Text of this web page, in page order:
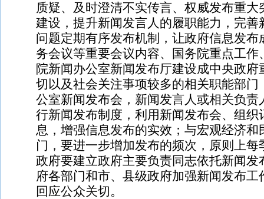
质疑、及时澄清不实传言、权威发布重
建设，提升新闻发言人的履职能力，完
问题定期有序发布机制，让政府信息发
务会议等重要会议内容、国务院重点工
院新闻办公室新闻发布厅建设成中央政
切以及社会关注事项较多的相关职能部
公室新闻发布会，新闻发言人或相关负
行新闻发布制度，利用新闻发布会、组
息，增强信息发布的实效；与宏观经济
门，要进一步增加发布的频次，原则上
政府要建立政府主要负责同志依托新闻
府各部门和市、县级政府加强新闻发布
回应公众关切。